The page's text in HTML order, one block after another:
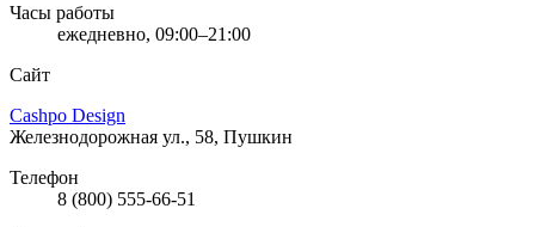
Часы работы
ежедневно, 09:00–21:00
Сайт
Cashpo Design
Железнодорожная ул., 58, Пушкин
Телефон
8 (800) 555-66-51